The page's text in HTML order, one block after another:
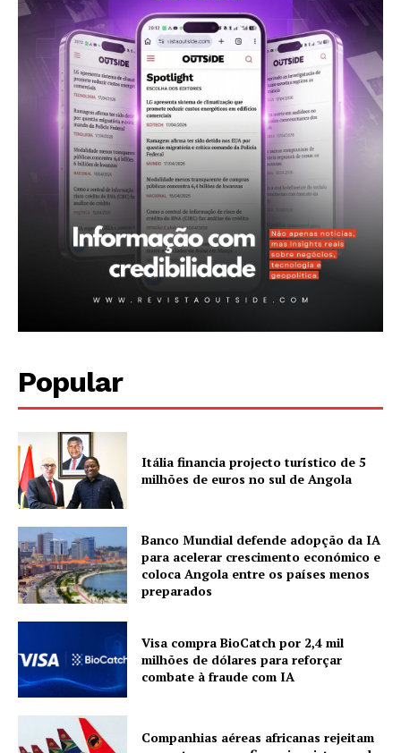
Popular
Itália financia projecto turístico de 5
milhões de euros no sul de Angola
Banco Mundial defende adopção da IA
para acelerar crescimento económico e
coloca Angola entre os países menos
preparados
Visa compra BioCatch por 2,4 mil
milhões de dólares para reforçar
combate à fraude com IA
Companhias aéreas africanas rejeitam